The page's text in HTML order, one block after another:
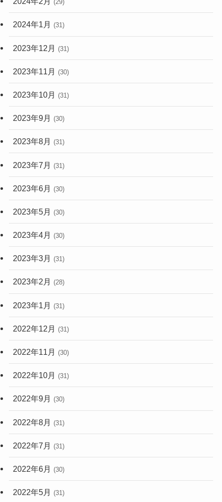
(29)
2024年1月 (31)
2023年12月 (31)
2023年11月 (30)
2023年10月 (31)
2023年9月 (30)
2023年8月 (31)
2023年7月 (31)
2023年6月 (30)
2023年5月 (30)
2023年4月 (30)
2023年3月 (31)
2023年2月 (28)
2023年1月 (31)
2022年12月 (31)
2022年11月 (30)
2022年10月 (31)
2022年9月 (30)
2022年8月 (31)
2022年7月 (31)
2022年6月 (30)
2022年5月 (31)